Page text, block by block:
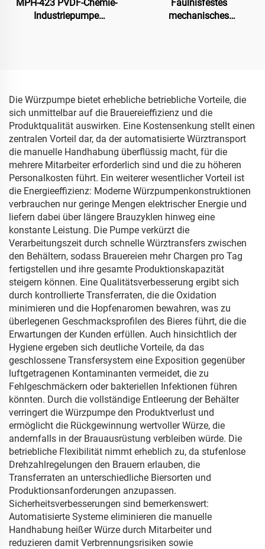
MPH-423 PVDF-Chemie-
Industriepumpe
Fäulnisfestes
mechanisches
Die Würzpumpe bietet erhebliche betriebliche Vorteile, die
sich unmittelbar auf die Brauereieffizienz und die
Produktqualität auswirken. Eine Kostensenkung stellt einen
zentralen Vorteil dar, da der automatisierte Würztransport
die manuelle Handhabung überflüssig macht, für die
mehrere Mitarbeiter erforderlich sind und die zu höheren
Personalkosten führt. Ein weiterer wesentlicher Vorteil ist
die Energieeffizienz: Moderne Würzpumpenkonstruktionen
verbrauchen nur geringe Mengen elektrischer Energie und
liefern dabei über längere Brauzyklen hinweg eine
konstante Leistung. Die Pumpe verkürzt die
Verarbeitungszeit durch schnelle Würztransfers zwischen
den Behältern, sodass Brauereien mehr Chargen pro Tag
fertigstellen und ihre gesamte Produktionskapazität
steigern können. Eine Qualitätsverbesserung ergibt sich
durch kontrollierte Transferraten, die die Oxidation
minimieren und die Hopfenaromen bewahren, was zu
überlegenen Geschmacksprofilen des Bieres führt, die die
Erwartungen der Kunden erfüllen. Auch hinsichtlich der
Hygiene ergeben sich deutliche Vorteile, da das
geschlossene Transfersystem eine Exposition gegenüber
luftgetragenen Kontaminanten vermeidet, die zu
Fehlgeschmäckern oder bakteriellen Infektionen führen
könnten. Durch die vollständige Entleerung der Behälter
verringert die Würzpumpe den Produktverlust und
ermöglicht die Rückgewinnung wertvoller Würze, die
andernfalls in der Brauausrüstung verbleiben würde. Die
betriebliche Flexibilität nimmt erheblich zu, da stufenlose
Drehzahlregelungen den Brauern erlauben, die
Transferraten an unterschiedliche Biersorten und
Produktionsanforderungen anzupassen.
Sicherheitsverbesserungen sind bemerkenswert:
Automatisierte Systeme eliminieren die manuelle
Handhabung heißer Würze durch Mitarbeiter und
reduzieren damit Verbrennungsrisiken sowie